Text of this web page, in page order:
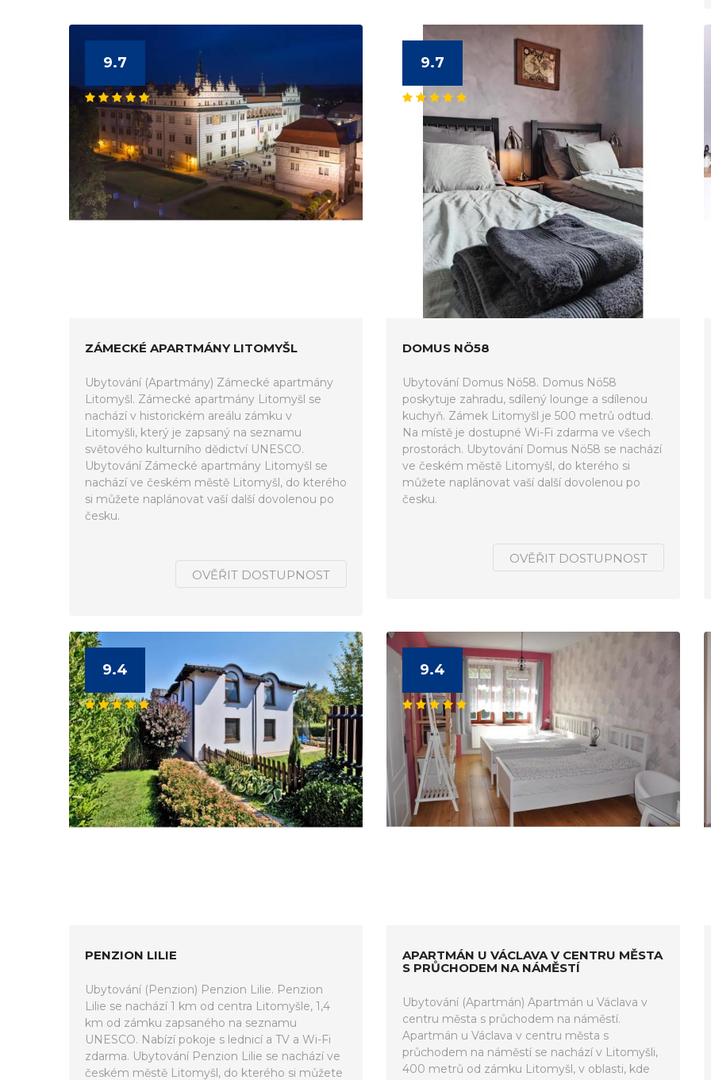
9.7
ZÁMECKÉ APARTMÁNY LITOMYŠL
Ubytování (Apartmány) Zámecké apartmány
Litomyšl. Zámecké apartmány Litomyšl se
nachází v historickém areálu zámku v
Litomyšli, který je zapsaný na seznamu
světového kulturního dědictví UNESCO.
Ubytování Zámecké apartmány Litomyšl se
nachází ve českém městě Litomyšl, do kterého
si můžete naplánovat vaší další dovolenou po
česku.
OVĚŘIT DOSTUPNOST
9.7
DOMUS NÖ58
Ubytování Domus Nö58. Domus Nö58
poskytuje zahradu, sdílený lounge a sdílenou
kuchyň. Zámek Litomyšl je 500 metrů odtud.
Na místě je dostupné Wi-Fi zdarma ve všech
prostorách. Ubytování Domus Nö58 se nachází
ve českém městě Litomyšl, do kterého si
můžete naplánovat vaší další dovolenou po
česku.
OVĚŘIT DOSTUPNOST
9.4
PENZION LILIE
Ubytování (Penzion) Penzion Lilie. Penzion
Lilie se nachází 1 km od centra Litomyšle, 1,4
km od zámku zapsaného na seznamu
UNESCO. Nabízí pokoje s lednicí a TV a Wi-Fi
zdarma. Ubytování Penzion Lilie se nachází ve
českém městě Litomyšl, do kterého si můžete
9.4
APARTMÁN U VÁCLAVA V CENTRU MĚSTA
S PRŮCHODEM NA NÁMĚSTÍ
Ubytování (Apartmán) Apartmán u Václava v
centru města s průchodem na náměstí.
Apartmán u Václava v centru města s
průchodem na náměstí se nachází v Litomyšli,
400 metrů od zámku Litomyšl, v oblasti, kde